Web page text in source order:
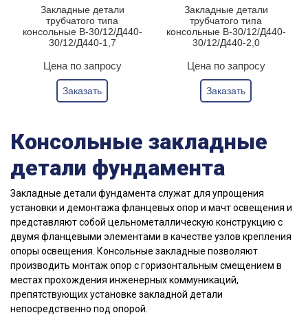
Закладные детали
трубчатого типа
консольные В-30/12/Д440-
30/12/Д440-1,7
Цена по запросу
Заказать
Закладные детали
трубчатого типа
консольные В-30/12/Д440-
30/12/Д440-2,0
Цена по запросу
Заказать
Консольные закладные
детали фундамента
Закладные детали фундамента служат для упрощения
установки и демонтажа фланцевых опор и мачт освещения и
представляют собой цельнометаллическую конструкцию с
двумя фланцевыми элементами в качестве узлов крепления
опоры освещения. Консольные закладные позволяют
производить монтаж опор с горизонтальным смещением в
местах прохождения инженерных коммуникаций,
препятствующих установке закладной детали
непосредственно под опорой.